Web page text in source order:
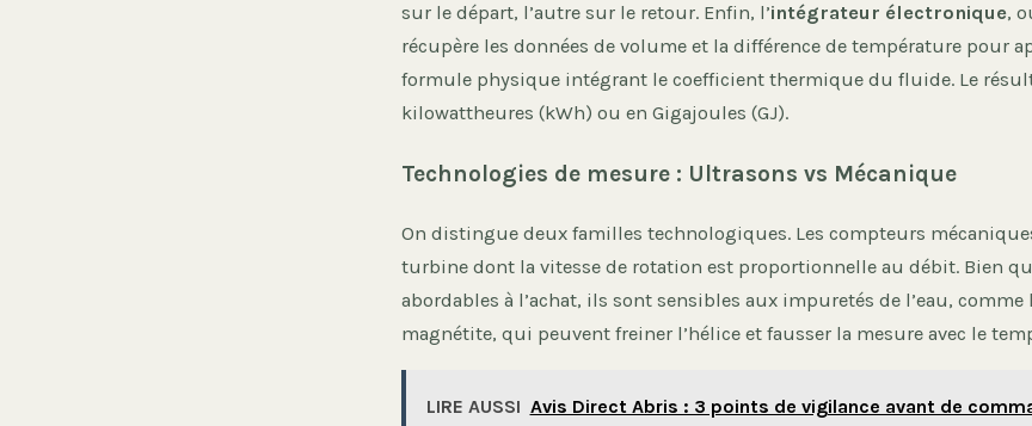
sur le départ, l’autre sur le retour. Enfin, l’intégrateur électronique,
récupère les données de volume et la différence de température pour
formule physique intégrant le coefficient thermique du fluide. Le
kilowattheures (kWh) ou en Gigajoules (GJ).
Technologies de mesure : Ultrasons vs Mécanique
On distingue deux familles technologiques. Les compteurs
turbine dont la vitesse de rotation est proportionnelle au débit. Bien
abordables à l’achat, ils sont sensibles aux impuretés de l’eau, comme
magnétite, qui peuvent freiner l’hélice et fausser la mesure avec le
LIRE AUSSI Avis Direct Abris : 3 points de vigilance avant de